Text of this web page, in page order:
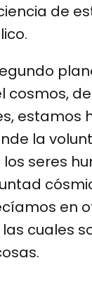
de
cosmos,
estamos
la
seres
en
cuales